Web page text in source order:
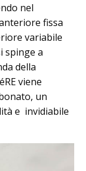
nel
fissa
variabile
spinge a
della
viene
un
e invidiabile